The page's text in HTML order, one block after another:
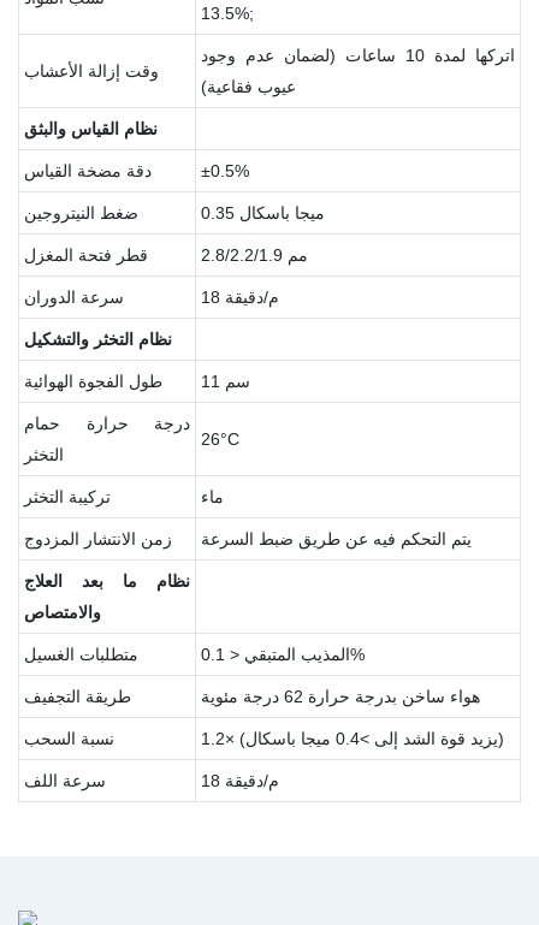
13.5%;
وقت إزالة الأعشاب
اتركها لمدة 10 ساعات (لضمان عدم وجود
عيوب فقاعية)
نظام القياس والبثق
دقة مضخة القياس ±0.5%
ضغط النيتروجين 0.35 ميجا باسكال
قطر فتحة المغزل 2.8/2.2/1.9 مم
سرعة الدوران 18 م/دقيقة
نظام التخثر والتشكيل
طول الفجوة الهوائية 11 سم
درجة حرارة حمام
التخثر
26°C
تركيبة التخثر ماء
زمن الانتشار المزدوج يتم التحكم فيه عن طريق ضبط السرعة
نظام ما بعد
العلاج
والامتصاص
متطلبات الغسيل المذيب المتبقي < 0.1%
طريقة التجفيف هواء ساخن بدرجة حرارة 62 درجة مئوية
نسبة السحب 1.2× (يزيد قوة الشد إلى >0.4 ميجا باسكال)
سرعة اللف 18 م/دقيقة